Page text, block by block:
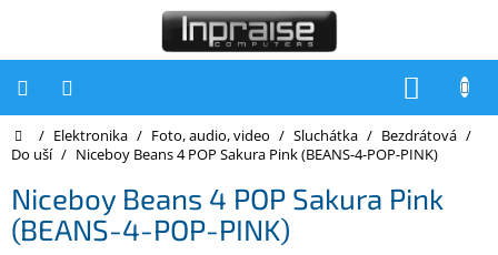
Počítače
Inpraise
Notebooky
Domů
/ Elektronika / Foto, audio, video / Sluchátka / Bezdrátová /
Do uší / Niceboy Beans 4 POP Sakura Pink (BEANS-4-POP-PINK)
Niceboy Beans 4 POP Sakura Pink
(BEANS-4-POP-PINK)